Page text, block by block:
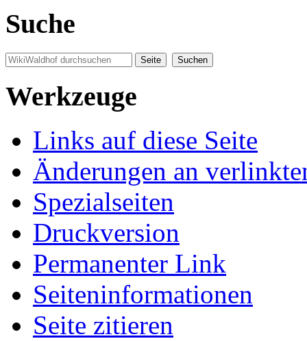
Suche
Werkzeuge
Links auf diese Seite
Änderungen an
Spezialseiten
Druckversion
Permanenter Link
Seiten­informationen
Seite zitieren